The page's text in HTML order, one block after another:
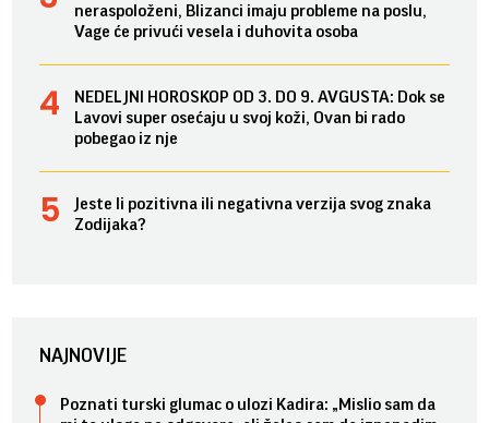
neraspoloženi, Blizanci imaju probleme na poslu,
Vage će privući vesela i duhovita osoba
NEDELJNI HOROSKOP OD 3. DO 9. AVGUSTA: Dok se
Lavovi super osećaju u svoj koži, Ovan bi rado
pobegao iz nje
Jeste li pozitivna ili negativna verzija svog znaka
Zodijaka?
NAJNOVIJE
Poznati turski glumac o ulozi Kadira: „Mislio sam da